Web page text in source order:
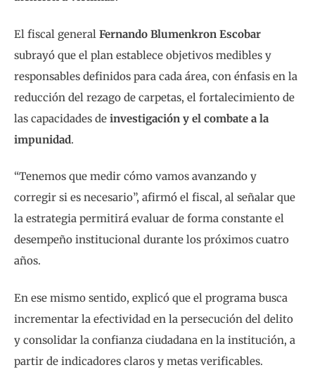
El fiscal general Fernando Blumenkron Escobar
subrayó que el plan establece objetivos medibles y
responsables definidos para cada área, con énfasis en la
reducción del rezago de carpetas, el fortalecimiento de
las capacidades de investigación y el combate a la
impunidad.
“Tenemos que medir cómo vamos avanzando y
corregir si es necesario”, afirmó el fiscal, al señalar que
la estrategia permitirá evaluar de forma constante el
desempeño institucional durante los próximos cuatro
años.
En ese mismo sentido, explicó que el programa busca
incrementar la efectividad en la persecución del delito
y consolidar la confianza ciudadana en la institución, a
partir de indicadores claros y metas verificables.